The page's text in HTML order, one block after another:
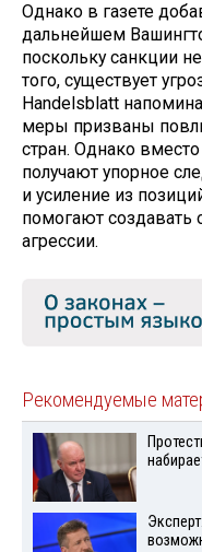
Однако в газете
дальнейшем
поскольку санкции
того, существует
Handelsblatt
меры призваны
стран. Однако
получают упорное
и усиление из
помогают
агрессии.
Рекомендуемые